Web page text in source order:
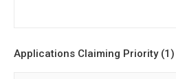
Applications Claiming Priority (1)